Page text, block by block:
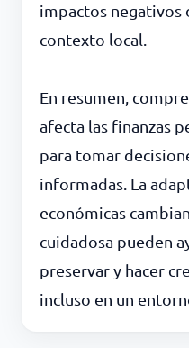
impactos negativos
contexto local.
En resumen,
afecta las finanzas
para tomar
informadas. La
económicas
cuidadosa pueden
preservar y hacer
incluso en un